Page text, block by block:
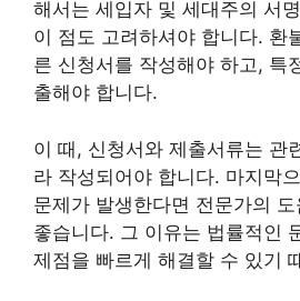
해서는 세입자 및 세대주의 서
이 점도 고려하셔야 합니다. 환
른 신청서를 작성해야 하고, 특
출해야 합니다.
이 때, 신청서와 제출서류는 관
라 작성되어야 합니다. 마지막
문제가 발생한다면 전문가의
좋습니다. 그 이유는 법률적인
제점을 빠르게 해결할 수 있기